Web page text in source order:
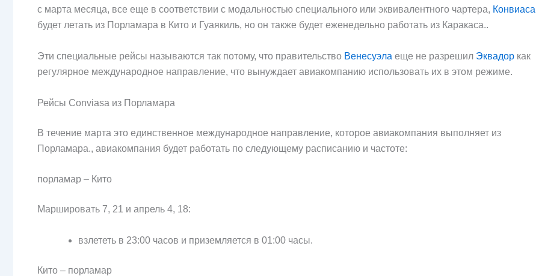
с марта месяца, все еще в соответствии с модальностью специального или эквивалентного чартера, Конвиаса
будет летать из Порламара в Кито и Гуаякиль, но он также будет еженедельно работать из Каракаса..
Эти специальные рейсы называются так потому, что правительство Венесуэла еще не разрешил Эквадор как
регулярное международное направление, что вынуждает авиакомпанию использовать их в этом режиме.
Рейсы Conviasa из Порламара
В течение марта это единственное международное направление, которое авиакомпания выполняет из
Порламара., авиакомпания будет работать по следующему расписанию и частоте:
порламар – Кито
Маршировать 7, 21 и апрель 4, 18:
взлететь в 23:00 часов и приземляется в 01:00 часы.
Кито – порламар